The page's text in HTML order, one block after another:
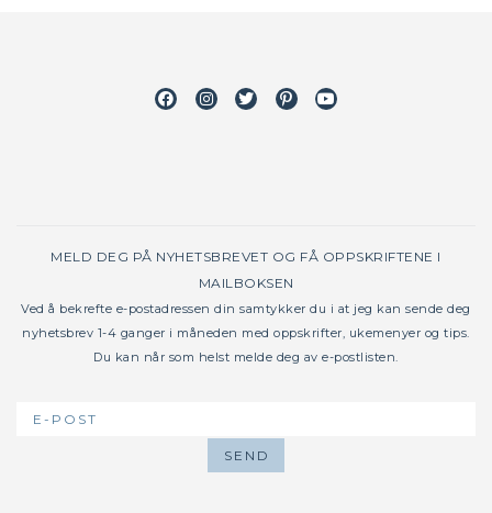
FacebookInstagram
TwitterPinterestYoutube
MELD DEG PÅ NYHETSBREVET OG FÅ OPPSKRIFTENE I
MAILBOKSEN
Ved å bekrefte e-postadressen din samtykker du i at jeg kan sende deg
nyhetsbrev 1-4 ganger i måneden med oppskrifter, ukemenyer og tips.
Du kan når som helst melde deg av e-postlisten.